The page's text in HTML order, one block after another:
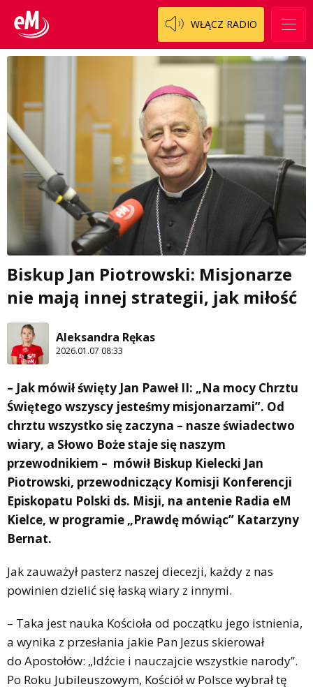
WŁĄCZ RADIO
Biskup Jan Piotrowski: Misjonarze
nie mają innej strategii, jak miłość
Aleksandra Rękas
2026.01.07 08:33
– Jak mówił święty Jan Paweł II: „Na mocy Chrztu
Świętego wszyscy jesteśmy misjonarzami”. Od
chrztu wszystko się zaczyna – nasze świadectwo
wiary, a Słowo Boże staje się naszym
przewodnikiem – mówił Biskup Kielecki Jan
Piotrowski, przewodniczący Komisji Konferencji
Episkopatu Polski ds. Misji, na antenie Radia eM
Kielce, w programie „Prawdę mówiąc” Katarzyny
Bernat.
Jak zauważył pasterz naszej diecezji, każdy z nas
powinien dzielić się łaską wiary z innymi.
– Taka jest nauka Kościoła od początku jego istnienia,
a wynika z przesłania jakie Pan Jezus skierował
do Apostołów: „Idźcie i nauczajcie wszystkie narody”.
Po Roku Jubileuszowym, Kościół w Polsce wybrał tę